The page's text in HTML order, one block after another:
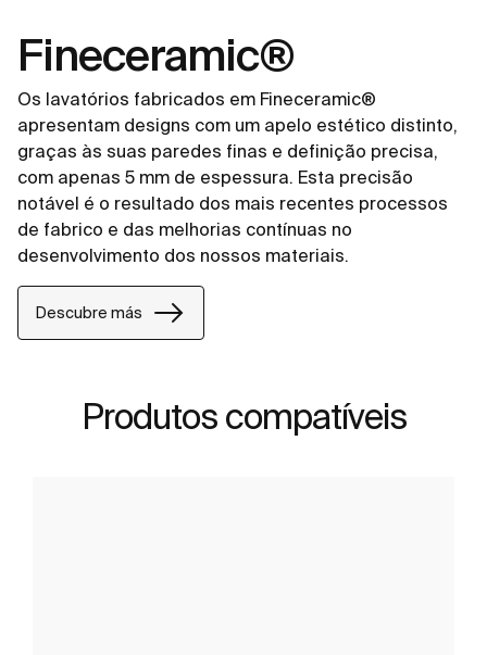
Fineceramic®
Os lavatórios fabricados em Fineceramic®
apresentam designs com um apelo estético distinto,
graças às suas paredes finas e definição precisa,
com apenas 5 mm de espessura. Esta precisão
notável é o resultado dos mais recentes processos
de fabrico e das melhorias contínuas no
desenvolvimento dos nossos materiais.
Descubre más
Produtos compatíveis